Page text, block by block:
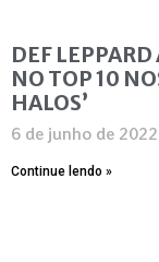
DEF
NO TOP 10
HALOS’
6 de junho de 2022
Continue lendo »